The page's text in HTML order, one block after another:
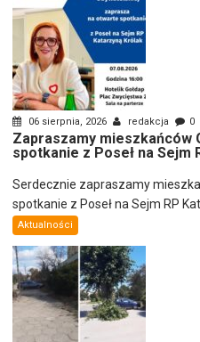
06 sierpnia, 2026 redakcja 0
Zapraszamy mieszkańców
spotkanie z Poseł na Sejm
Serdecznie zapraszamy
spotkanie z Poseł na Sejm RP
Aktualności